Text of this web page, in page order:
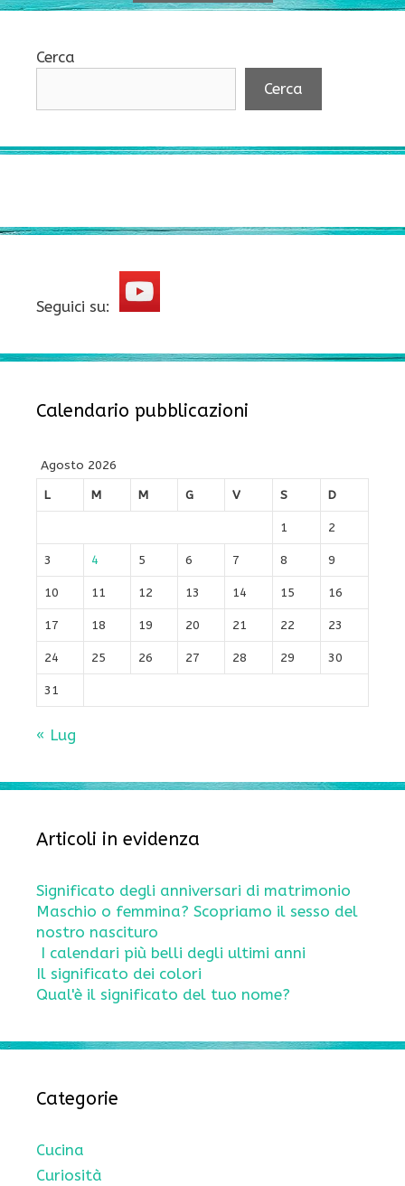
Cerca
Cerca
Seguici su:
Calendario pubblicazioni
Agosto 2026
L
M M G V S D
1 2
3 4 5 6 7 8 9
10 11 12 13 14 15 16
17 18 19 20 21 22 23
24 25 26 27 28 29 30
31
« Lug
Articoli in evidenza
Significato degli anniversari di matrimonio
Maschio o femmina? Scopriamo il sesso del
nostro nascituro
I calendari più belli degli ultimi anni
Il significato dei colori
Qual'è il significato del tuo nome?
Categorie
Cucina
Curiosità